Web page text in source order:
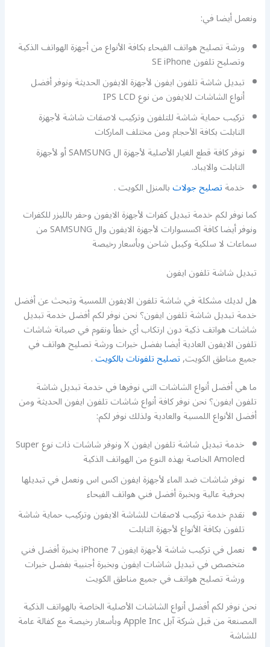
ونعمل أيضا في:
ورشة تصليح هواتف الفيحاء بكافة الأنواع من أجهزة الهواتف الذكية
وتصليح تلفون SE iPhone
تبديل شاشة تلفون ايفون لأجهزة الايفون الحديثة ونوفر أفضل
أنواع الشاشات للايفون من نوع IPS LCD
تركيب حماية شاشة للتلفون وتركيب لاصقات شاشة لأجهزة
التابلت بكافة الأحجام ومن مختلف الماركات
نوفر كافة قطع الغيار الأصلية لأجهزة ال SAMSUNG أو لأجهزة
التابلت والايباد.
خدمةتصليح جولاتبالمنزل الكويت .
كما نوفر لكم خدمة تبديل كفرات لأجهزة الايفون وحفر بالليزر للكفرات
ونوفر أيضا كافة اكسسوارات لأجهزة الايفون وال SAMSUNG من
سماعات لا سلكية وكيبل شاحن وبأسعار رخيصة
تبديل شاشة تلفون ايفون
هل لديك مشكلة في شاشة تلفون الايفون اللمسية وتبحث عن أفضل
خدمة تبديل شاشة تلفون ايفون؟ نحن نوفر لكم أفضل خدمة تبديل
شاشات هواتف ذكية دون ارتكاب أي خطأ ونقوم في صيانة شاشات
تلفون الايفون العادية أيضا بفضل خبرات ورشة تصليح هواتف في
جميع مناطق الكويت,تصليح تلفونات بالكويت.
ما هي أفضل أنواع الشاشات التي نوفرها في خدمة تبديل شاشة
تلفون ايفون؟ نحن نوفر كافة أنواع شاشات تلفون ايفون الحديثة ومن
أفضل الأنواع اللمسية والعادية ولذلك نوفر لكم:
خدمة تبديل شاشة تلفون ايفون X ونوفر شاشات ذات نوع Super
Amoled الخاصة بهذه النوع من الهواتف الذكية
نوفر شاشات ضد الماء لأجهزة ايفون اكس اس ونعمل في تبديلها
بحرفية عالية وبخبرة أفضل فني هواتف الفيحاء
نقدم خدمة تركيب لاصقات للشاشة الايفون وتركيب حماية شاشة
تلفون بكافة الأنواع لأجهزة التابلت
نعمل في تركيب شاشة لأجهزة ايفون 7 iPhone بخبرة أفضل فني
متخصص في تبديل شاشات ايفون وبخبرة أجنبية بفضل خبرات
ورشة تصليح هواتف في جميع مناطق الكويت
نحن نوفر لكم أفضل أنواع الشاشات الأصلية الخاصة بالهواتف الذكية
المصنعة من قبل شركة آبل Apple Inc وبأسعار رخيصة مع كفالة عامة
للشاشة